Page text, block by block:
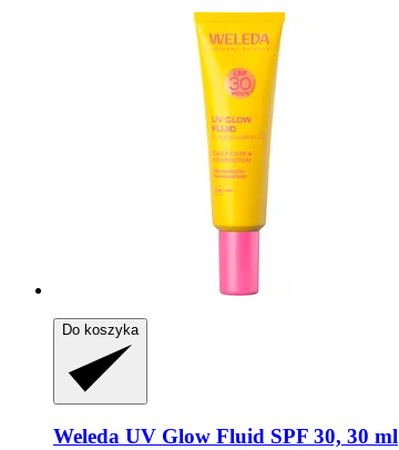
Do koszyka
Weleda UV Glow Fluid SPF 30, 30 ml